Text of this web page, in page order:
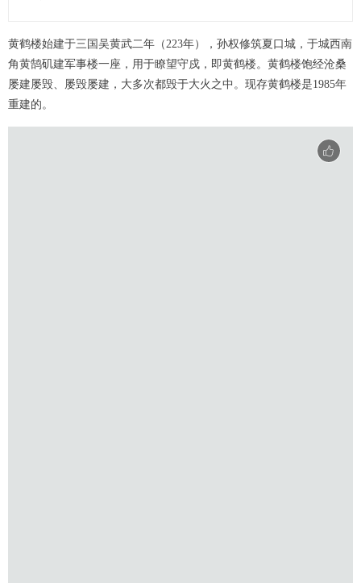
黄鹤楼始建于三国吴黄武二年（223年），孙权修筑夏口城，于城西南
角黄鹄矶建军事楼一座，用于瞭望守戍，即黄鹤楼。黄鹤楼饱经沧桑
屡建屡毁、屡毁屡建，大多次都毁于大火之中。现存黄鹤楼是1985年
重建的。